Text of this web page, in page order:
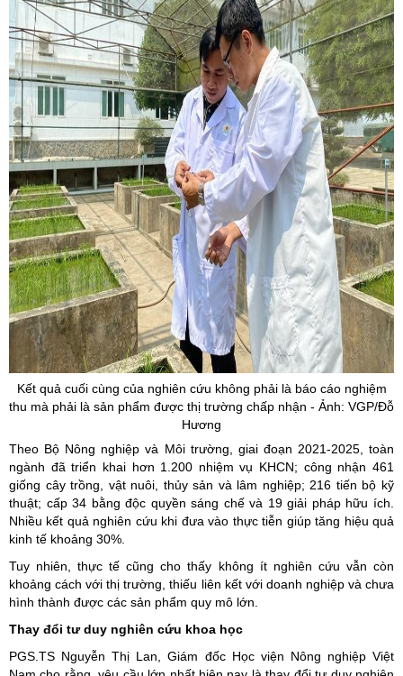
Kết quả cuối cùng của nghiên cứu không phải là báo cáo nghiệm
thu mà phải là sản phẩm được thị trường chấp nhận - Ảnh: VGP/Đỗ
Hương
Theo Bộ Nông nghiệp và Môi trường, giai đoạn 2021-2025, toàn
ngành đã triển khai hơn 1.200 nhiệm vụ KHCN; công nhận 461
giống cây trồng, vật nuôi, thủy sản và lâm nghiệp; 216 tiến bộ kỹ
thuật; cấp 34 bằng độc quyền sáng chế và 19 giải pháp hữu ích.
Nhiều kết quả nghiên cứu khi đưa vào thực tiễn giúp tăng hiệu quả
kinh tế khoảng 30%.
Tuy nhiên, thực tế cũng cho thấy không ít nghiên cứu vẫn còn
khoảng cách với thị trường, thiếu liên kết với doanh nghiệp và chưa
hình thành được các sản phẩm quy mô lớn.
Thay đổi tư duy nghiên cứu khoa học
PGS.TS Nguyễn Thị Lan, Giám đốc Học viện Nông nghiệp Việt